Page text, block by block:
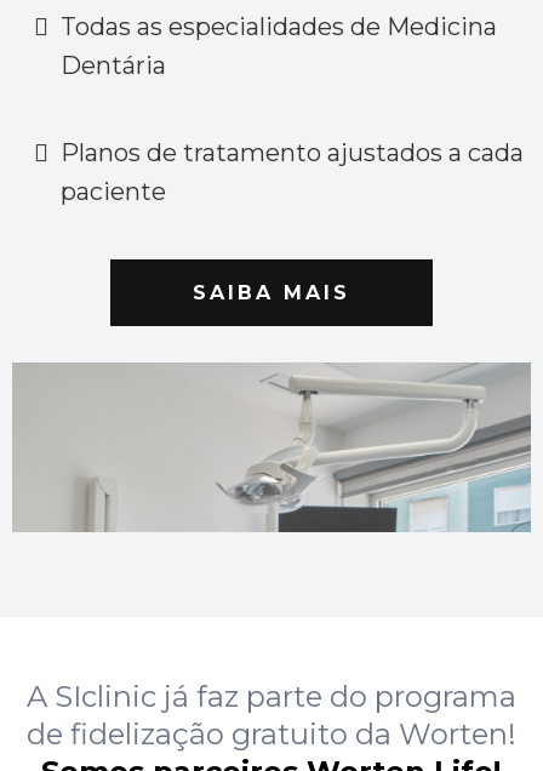
Todas as especialidades de Medicina
Dentária
Planos de tratamento ajustados a cada
paciente
SAIBA MAIS
A SIclinic já faz parte do programa
de fidelização gratuito da Worten!